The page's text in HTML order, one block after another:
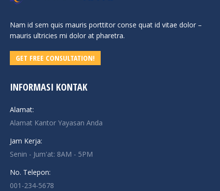
Nam id sem quis mauris porttitor conse quat id vitae dolor –
mauris ultricies mi dolor at pharetra.
GET FREE CONSULTATION!
INFORMASI KONTAK
Alamat:
Alamat Kantor Yayasan Anda
Jam Kerja:
Senin - Jum'at: 8AM - 5PM
No. Telepon:
001-234-5678